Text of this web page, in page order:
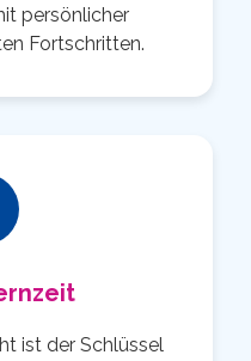
persönlicher
Fortschritten.
ist der Schlüssel